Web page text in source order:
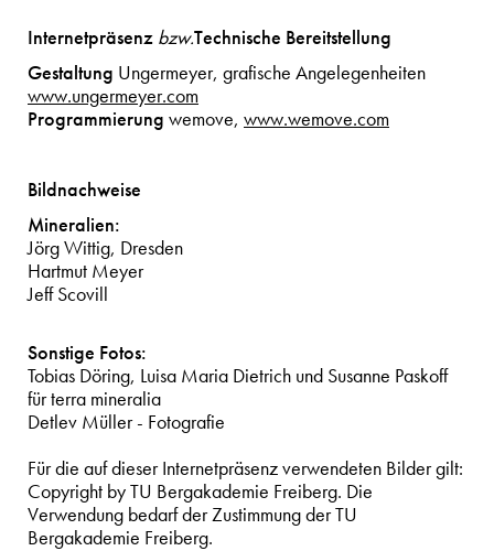
Internetpräsenz bzw.Technische Bereitstellung
Gestaltung Ungermeyer, grafische Angelegenheiten
www.ungermeyer.com
Programmierung wemove, www.wemove.com
Bildnachweise
Mineralien:
Jörg Wittig, Dresden
Hartmut Meyer
Jeff Scovill
Sonstige Fotos:
Tobias Döring, Luisa Maria Dietrich und Susanne Paskoff
für terra mineralia
Detlev Müller - Fotografie
Für die auf dieser Internetpräsenz verwendeten Bilder gilt:
Copyright by TU Bergakademie Freiberg. Die
Verwendung bedarf der Zustimmung der TU
Bergakademie Freiberg.